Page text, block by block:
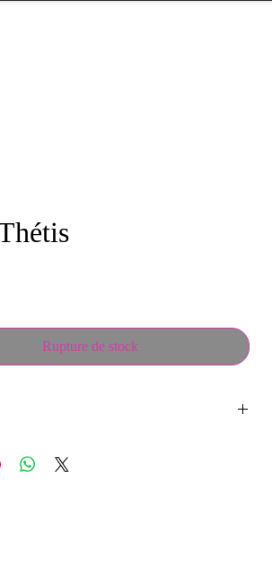
Rupture de stock